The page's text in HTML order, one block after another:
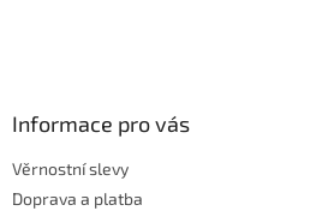
Informace pro vás
Věrnostní slevy
Doprava a platba